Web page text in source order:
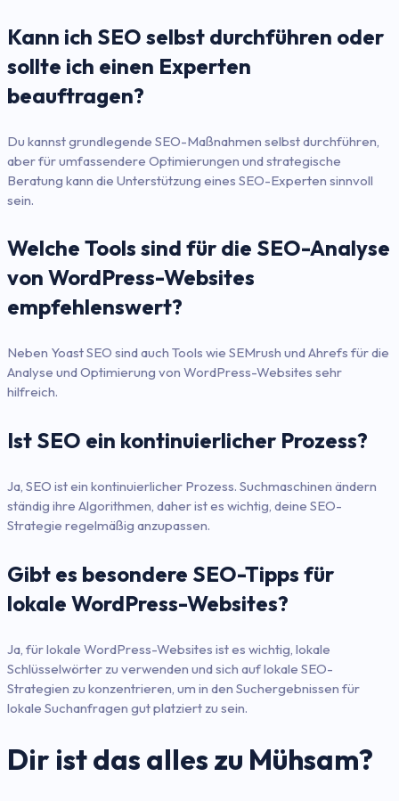
Kann ich SEO selbst durchführen oder
sollte ich einen Experten
beauftragen?
Du kannst grundlegende SEO-Maßnahmen selbst durchführen,
aber für umfassendere Optimierungen und strategische
Beratung kann die Unterstützung eines SEO-Experten sinnvoll
sein.
Welche Tools sind für die SEO-Analyse
von WordPress-Websites
empfehlenswert?
Neben Yoast SEO sind auch Tools wie SEMrush und Ahrefs für die
Analyse und Optimierung von WordPress-Websites sehr
hilfreich.
Ist SEO ein kontinuierlicher Prozess?
Ja, SEO ist ein kontinuierlicher Prozess. Suchmaschinen ändern
ständig ihre Algorithmen, daher ist es wichtig, deine SEO-
Strategie regelmäßig anzupassen.
Gibt es besondere SEO-Tipps für
lokale WordPress-Websites?
Ja, für lokale WordPress-Websites ist es wichtig, lokale
Schlüsselwörter zu verwenden und sich auf lokale SEO-
Strategien zu konzentrieren, um in den Suchergebnissen für
lokale Suchanfragen gut platziert zu sein.
Dir ist das alles zu Mühsam?